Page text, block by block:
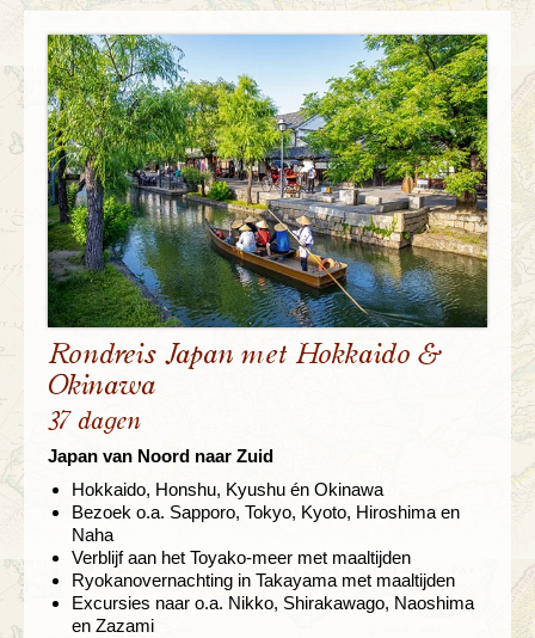
Rondreis Japan met Hokkaido &
Okinawa
37 dagen
Japan van Noord naar Zuid
Hokkaido, Honshu, Kyushu én Okinawa
Bezoek o.a. Sapporo, Tokyo, Kyoto, Hiroshima en
Naha
Verblijf aan het Toyako-meer met maaltijden
Ryokanovernachting in Takayama met maaltijden
Excursies naar o.a. Nikko, Shirakawago, Naoshima
en Zazami